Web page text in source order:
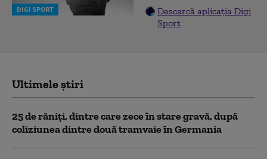
DIGI SPORT
Descarcă aplicația Digi
Sport
Ultimele știri
25 de răniţi, dintre care zece în stare gravă, după
coliziunea dintre două tramvaie în Germania